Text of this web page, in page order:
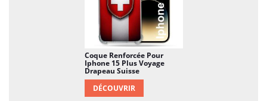
Coque Renforcée Pour
Iphone 15 Plus Voyage
Drapeau Suisse
DÉCOUVRIR